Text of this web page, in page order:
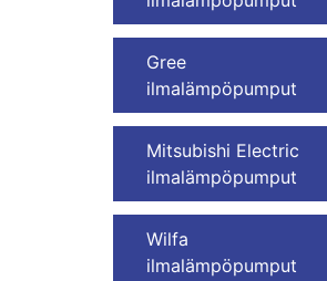
Gree
ilmalämpöpumput
Mitsubishi Electric
ilmalämpöpumput
Wilfa
ilmalämpöpumput